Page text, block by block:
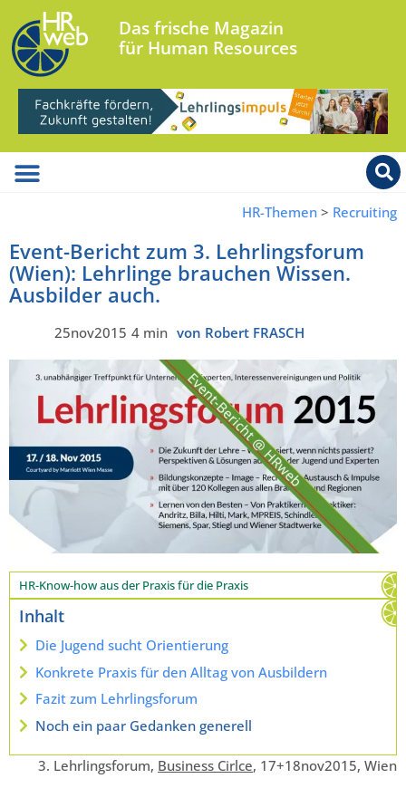
Das frische Magazin
für Human Resources
HR-Themen > Recruiting
Event-Bericht zum 3. Lehrlingsforum
(Wien): Lehrlinge brauchen Wissen.
Ausbilder auch.
25nov2015 4 min von Robert FRASCH
HR-Know-how aus der Praxis für die Praxis
Inhalt
Die Jugend sucht Orientierung
Konkrete Praxis für den Alltag von Ausbildern
Fazit zum Lehrlingsforum
Noch ein paar Gedanken generell
3. Lehrlingsforum, Business Cirlce, 17+18nov2015, Wien